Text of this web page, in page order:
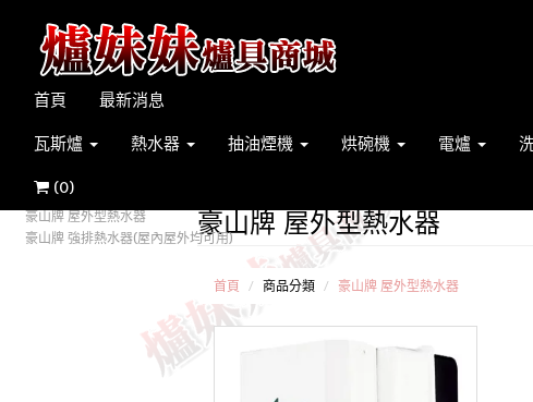
首頁 最新消息
瓦斯爐 熱水器 抽油煙機 烘碗機 電爐
(0)
豪山牌 屋外型熱水器
豪山牌 強排熱水器(屋內屋外均可用)豪山牌 屋外型熱水器
首頁 商品分類 豪山牌 屋外型熱水器